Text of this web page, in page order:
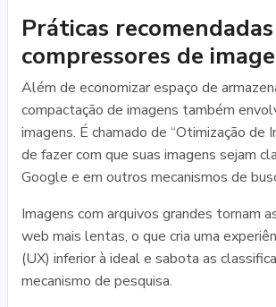
Práticas
compressores de
Além de economizar espaço de
compactação de imagens também
imagens. É chamado de “Otimização de
de fazer com que suas imagens sejam
Google e em outros mecanismos de
Imagens com arquivos grandes tornam
web mais lentas, o que cria uma
(UX) inferior à ideal e sabota as
mecanismo de pesquisa.